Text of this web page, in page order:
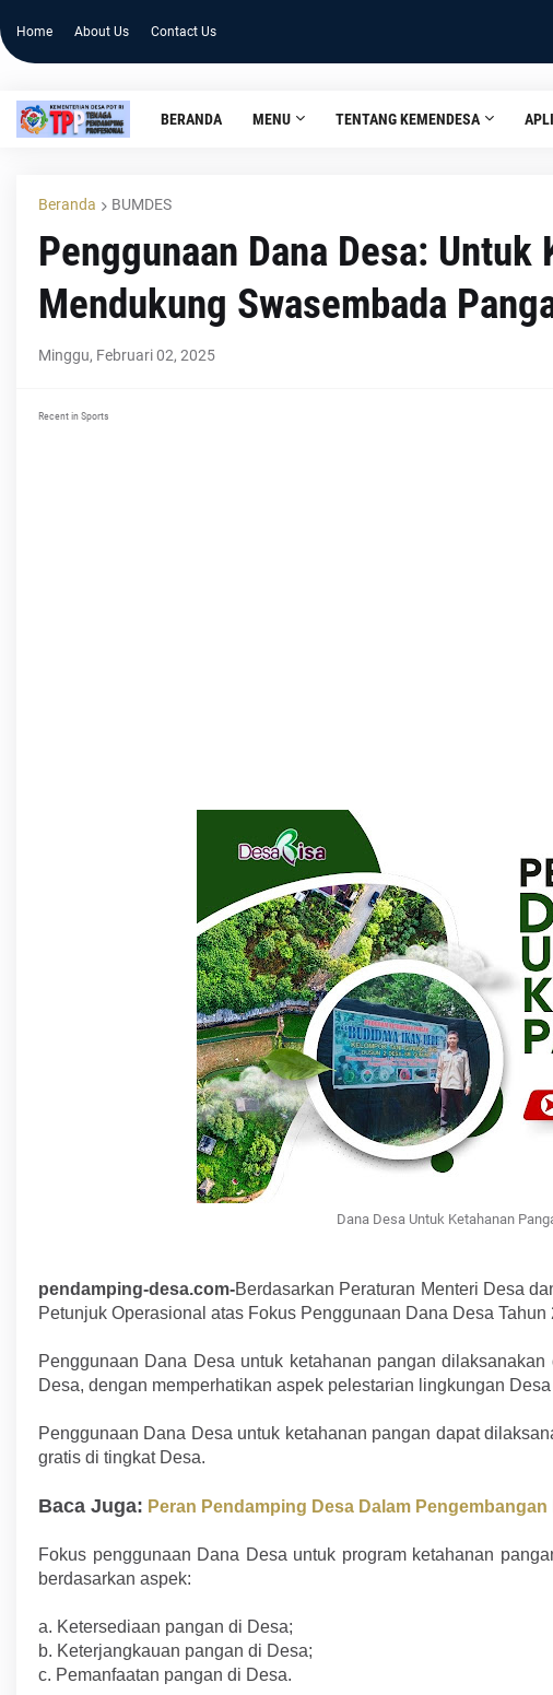
Home About Us Contact Us
BERANDA MENU TENTANG KEMENDESA
Beranda BUMDES
Penggunaan Dana Desa: Untuk
Mendukung Swasembada
Minggu, Februari 02, 2025
Recent in Sports
Dana Desa Untuk Ketahanan
pendamping-desa.com-Berdasarkan Peraturan Menteri Desa
Petunjuk Operasional atas Fokus Penggunaan Dana Desa Tahun
Penggunaan Dana Desa untuk ketahanan pangan
Desa, dengan memperhatikan aspek pelestarian lingkungan
Penggunaan Dana Desa untuk ketahanan pangan dapat
gratis di tingkat Desa.
Baca Juga: Peran Pendamping Desa Dalam Pengembangan
Fokus penggunaan Dana Desa untuk program ketahanan
berdasarkan aspek:
a. Ketersediaan pangan di Desa;
b. Keterjangkauan pangan di Desa;
c. Pemanfaatan pangan di Desa.